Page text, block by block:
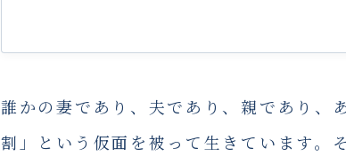
誰かの妻であり、夫であり、親であり、
割」という仮面を被って生きています。